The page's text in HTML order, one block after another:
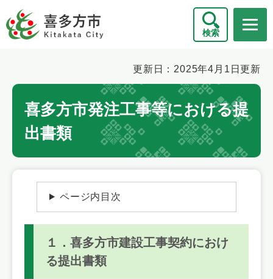
ー
ジ
検索
文
更新日：2025年4月1日更新
喜多方市発注工事等における提
出書類
ページ内目次
１．喜多方市建設工事契約におけ
る提出書類